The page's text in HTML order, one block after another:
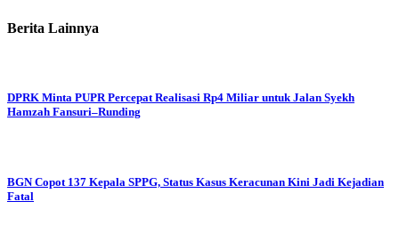
Berita Lainnya
DPRK Minta PUPR Percepat Realisasi Rp4 Miliar untuk Jalan Syekh
Hamzah Fansuri–Runding
BGN Copot 137 Kepala SPPG, Status Kasus Keracunan Kini Jadi Kejadian
Fatal